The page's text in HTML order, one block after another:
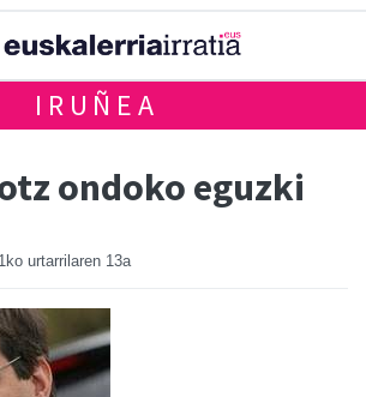
IRUÑEA
ondoko eguzki
urtarrilaren 13a